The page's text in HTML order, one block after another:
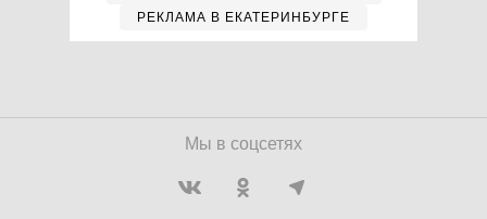
РЕКЛАМА В ЕКАТЕРИНБУРГЕ
Мы в соцсетях